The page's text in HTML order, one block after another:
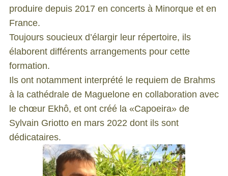
produire depuis 2017 en concerts à Minorque et en
France.
Toujours soucieux d’élargir leur répertoire, ils
élaborent différents arrangements pour cette
formation.
Ils ont notamment interprété le requiem de Brahms
à la cathédrale de Maguelone en collaboration avec
le chœur Ekhô, et ont créé la «Capoeira» de
Sylvain Griotto en mars 2022 dont ils sont
dédicataires.